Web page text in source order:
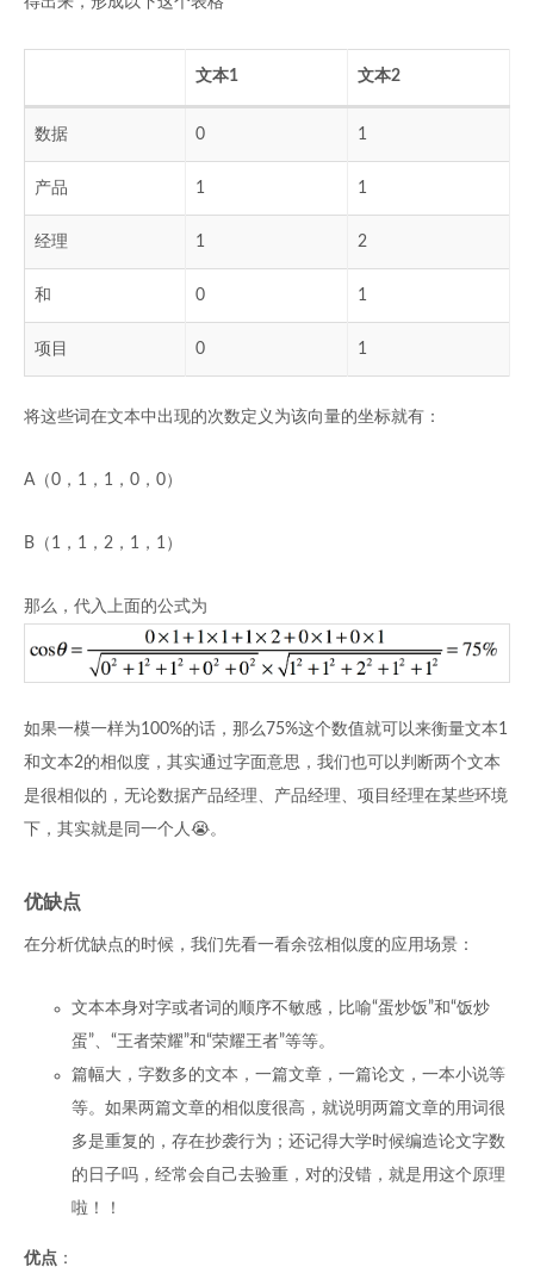
文本1 文本2
数据 0 1
产品 1 1
经理 1 2
和 0 1
项目 0 1
将这些词在文本中出现的次数定义为该向量的坐标就有：
A（0，1，1，0，0）
B（1，1，2，1，1）
那么，代入上面的公式为
如果一模一样为100%的话，那么75%这个数值就可以来衡量文本1
和文本2的相似度，其实通过字面意思，我们也可以判断两个文本
是很相似的，无论数据产品经理、产品经理、项目经理在某些环境
下，其实就是同一个人😭。
优缺点
在分析优缺点的时候，我们先看一看余弦相似度的应用场景：
文本本身对字或者词的顺序不敏感，比喻“蛋炒饭”和“饭炒
蛋”、“王者荣耀”和“荣耀王者”等等。
篇幅大，字数多的文本，一篇文章，一篇论文，一本小说等
等。如果两篇文章的相似度很高，就说明两篇文章的用词很
多是重复的，存在抄袭行为；还记得大学时候编造论文字数
的日子吗，经常会自己去验重，对的没错，就是用这个原理
啦！！
优点 ：